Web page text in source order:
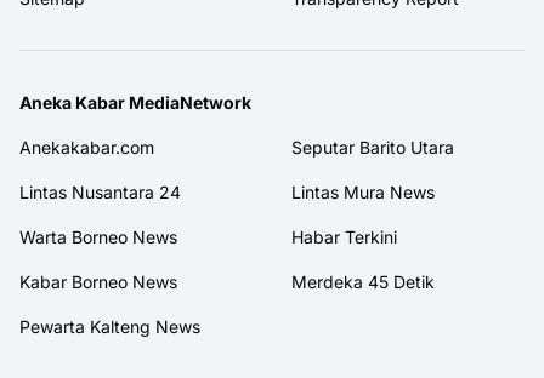
Aneka Kabar MediaNetwork
Anekakabar.com Seputar Barito Utara
Lintas Nusantara 24 Lintas Mura News
Warta Borneo News Habar Terkini
Kabar Borneo News Merdeka 45 Detik
Pewarta Kalteng News